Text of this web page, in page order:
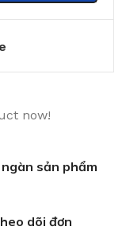
now!
sản phẩm
dõi đơn